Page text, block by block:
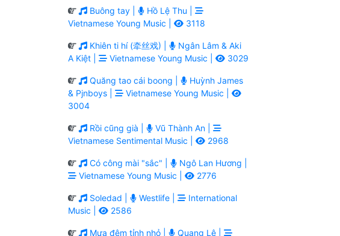
Buông tay |
Hồ Lệ Thu |
Vietnamese Young Music |
3118
Khiên ti hí (牵丝戏) |
Ngân Lâm & Aki
A Kiệt |
Vietnamese Young Music | 3029
Quăng tao cái boong |
Huỳnh James
& Pjnboys |
Vietnamese Young Music |
3004
Rồi cũng già |
Vũ Thành An |
Vietnamese Sentimental Music |
2968
Có công mài "sắc" |
Ngô Lan Hương |
Vietnamese Young Music |
2776
Soledad | Westlife |
International
Music |
2586
Mưa đêm tỉnh nhỏ | Quang Lê |